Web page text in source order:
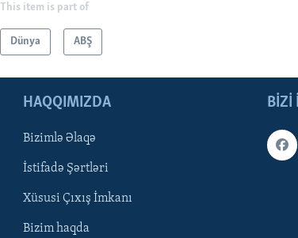
This item is part of
Dünya ABŞ
BIZI
HAQQIMIZDA
Bizimlə Əlaqə
İstifadə Şərtləri
Xüsusi Çıxış İmkanı
Bizim haqda